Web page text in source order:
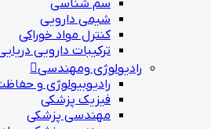
سم شناسی
شیمی دارویی
کنترل مواد خوراکی
ترکیبات دارویی
رادیولوژی ومهندسی
رادیوبیولوژی و
فيزيك پزشکی
مهندسی پزشکی